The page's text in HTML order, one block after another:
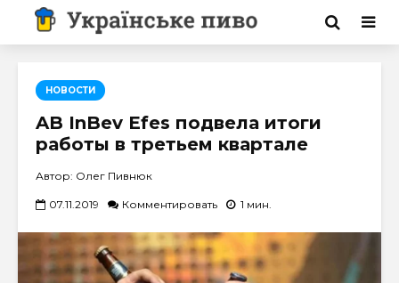
НОВОСТИ
AB InBev Efes подвела итоги
работы в третьем квартале
Автор: Олег Пивнюк
07.11.2019 Комментировать 1 мин.